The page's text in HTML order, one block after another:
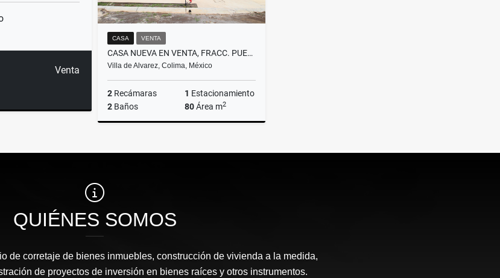
Venta
CASA VENTA
CASA NUEVA EN VENTA, FRACC. PUERTA DE ROLÓN, VILLA DE ÁLVAREZ
Villa de Alvarez, Colima, México
2 Recámaras 1 Estacionamiento
2 Baños 80Área m2
$1,680,000
QUIÉNES SOMOS
de corretaje de bienes inmuebles, construcción de vivienda a la medida,
de proyectos de inversión en bienes raíces y otros instrumentos.